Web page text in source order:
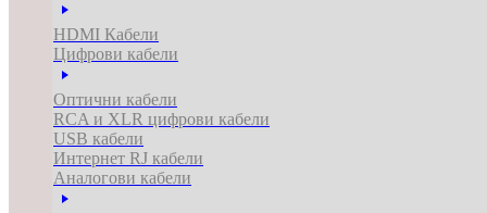
HDMI Кабели
Цифрови кабели
Оптични кабели
RCA и XLR цифрови кабели
USB кабели
Интернет RJ кабели
Аналогови кабели